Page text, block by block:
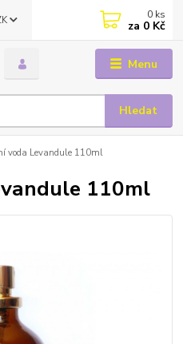
Menu
Hledat
0 ks
za 0 Kč
voda Levandule 110ml
110ml